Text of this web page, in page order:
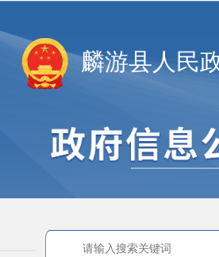
麟游县人民